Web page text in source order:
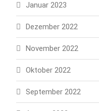
Januar 2023
Dezember 2022
November 2022
Oktober 2022
September 2022